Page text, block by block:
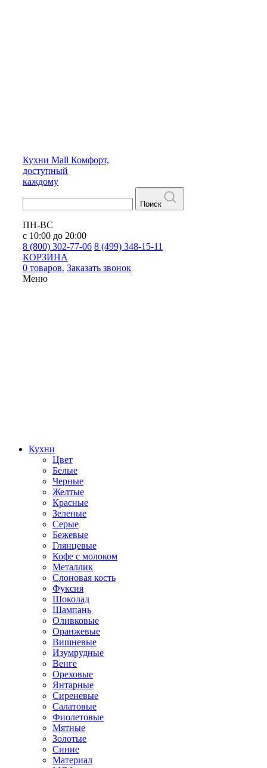
Кухни Mall Комфорт,
доступный
каждому
Поиск
ПН-ВС
с 10:00 до 20:00
8 (800) 302-77-06 8 (499) 348-15-11
КОРЗИНА
0 товаров. Заказать звонок
Меню
Кухни
Цвет
Белые
Черные
Желтые
Красные
Зеленые
Серые
Бежевые
Глянцевые
Кофе с молоком
Металлик
Слоновая кость
Фуксия
Шоколад
Шампань
Оливковые
Оранжевые
Вишневые
Изумрудные
Венге
Ореховые
Янтарные
Сиреневые
Салатовые
Фиолетовые
Мятные
Золотые
Синие
Материал